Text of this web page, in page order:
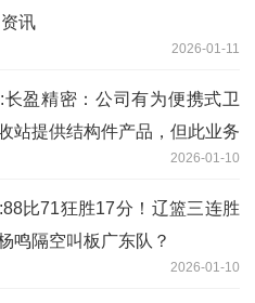
讯
2026-01-11
盈精密：公司有为便携式卫
站提供结构件产品，但此业务
2026-01-10
比71狂胜17分！辽篮三连胜
鸣隔空叫板广东队？
2026-01-10